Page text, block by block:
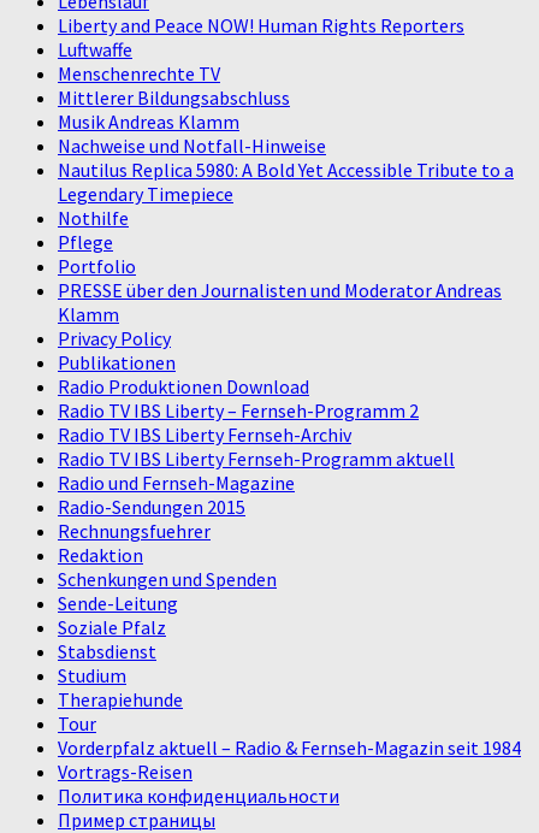
Liberty and Peace NOW! Human Rights Reporters
Luftwaffe
Menschenrechte TV
Mittlerer Bildungsabschluss
Musik Andreas Klamm
Nachweise und Notfall-Hinweise
Nautilus Replica 5980: A Bold Yet Accessible Tribute to a
Legendary Timepiece
Nothilfe
Pflege
Portfolio
PRESSE über den Journalisten und Moderator Andreas
Klamm
Privacy Policy
Publikationen
Radio Produktionen Download
Radio TV IBS Liberty – Fernseh-Programm 2
Radio TV IBS Liberty Fernseh-Archiv
Radio TV IBS Liberty Fernseh-Programm aktuell
Radio und Fernseh-Magazine
Radio-Sendungen 2015
Rechnungsfuehrer
Redaktion
Schenkungen und Spenden
Sende-Leitung
Soziale Pfalz
Stabsdienst
Studium
Therapiehunde
Tour
Vorderpfalz aktuell – Radio & Fernseh-Magazin seit 1984
Vortrags-Reisen
Политика конфиденциальности
Пример страницы